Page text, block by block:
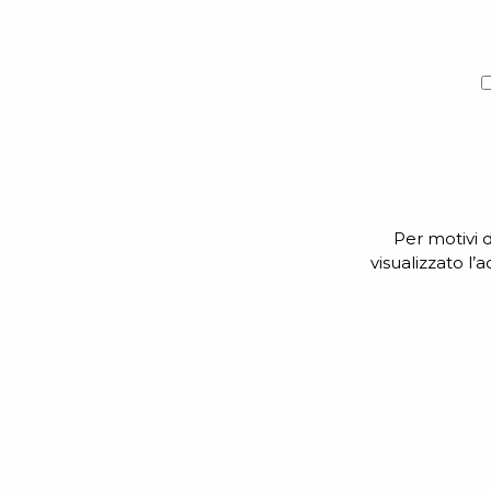
Per motivi
visualizzato